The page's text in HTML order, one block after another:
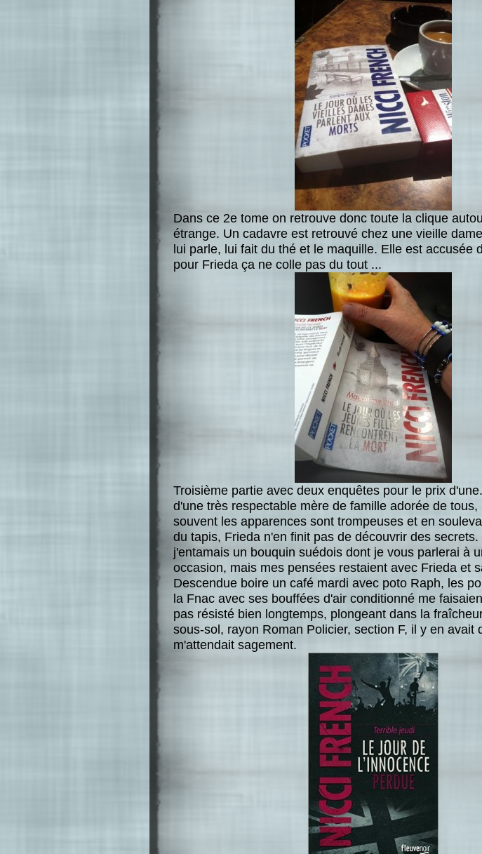
Dans ce 2e tome on retrouve donc toute la clique
étrange. Un cadavre est retrouvé chez une vieille
lui parle, lui fait du thé et le maquille. Elle est accusée
pour Frieda ça ne colle pas du tout ...
Troisième partie avec deux enquêtes pour le prix
d'une très respectable mère de famille adorée de tous,
souvent les apparences sont trompeuses et en
du tapis, Frieda n'en finit pas de découvrir des
j'entamais un bouquin suédois dont je vous parlerai à
occasion, mais mes pensées restaient avec Frieda et
Descendue boire un café mardi avec poto Raph, les
la Fnac avec ses bouffées d'air conditionné me
pas résisté bien longtemps, plongeant dans la
sous-sol, rayon Roman Policier, section F, il y en avait
m'attendait sagement.